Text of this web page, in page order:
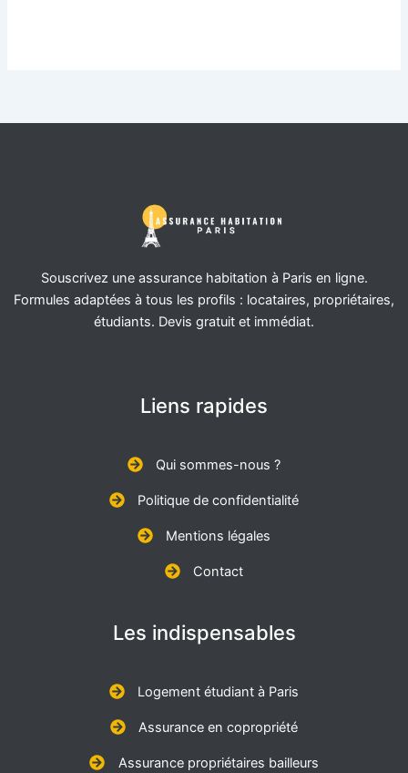
Souscrivez une assurance habitation à Paris en ligne.
Formules adaptées à tous les profils : locataires, propriétaires,
étudiants. Devis gratuit et immédiat.
Liens rapides
Qui sommes-nous ?
Politique de confidentialité
Mentions légales
Contact
Les indispensables
Logement étudiant à Paris
Assurance en copropriété
Assurance propriétaires bailleurs